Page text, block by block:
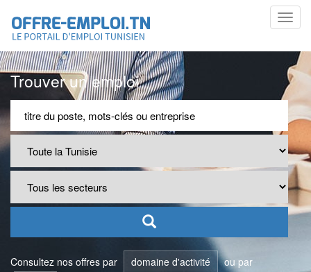
Trouver un emploi
Consultez nos offres par domaine d'activité
ou par